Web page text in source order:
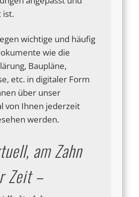
ist.
wichtige und häufig
wie die
Baupläne,
etc. in digitaler Form
über unser
von Ihnen jederzeit
werden.
am Zahn
Zeit –